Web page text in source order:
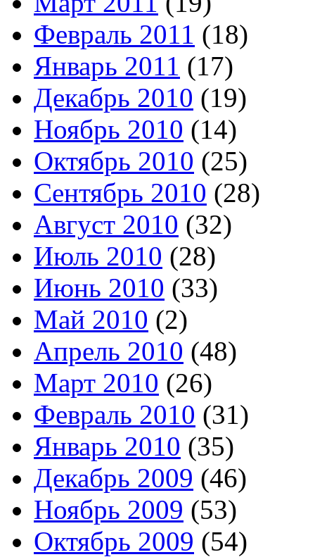
Февраль 2011 (18)
Январь 2011 (17)
Декабрь 2010 (19)
Ноябрь 2010 (14)
Октябрь 2010 (25)
Сентябрь 2010 (28)
Август 2010 (32)
Июль 2010 (28)
Июнь 2010 (33)
Май 2010 (2)
Апрель 2010 (48)
Март 2010 (26)
Февраль 2010 (31)
Январь 2010 (35)
Декабрь 2009 (46)
Ноябрь 2009 (53)
Октябрь 2009 (54)